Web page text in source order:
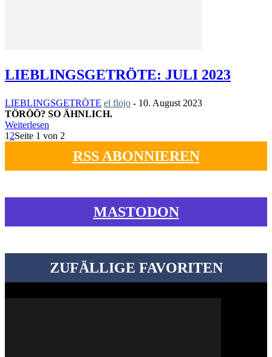
LIEBLINGSGETRÖTE: JULI 2023
LIEBLINGSGETRÖTE el flojo - 10. August 2023
TÖRÖÖ? SO ÄHNLICH.
Weiterlesen
1 2Seite 1 von 2
RSS ABONNIEREN
MASTODON
ZUFÄLLIGE FAVORITEN